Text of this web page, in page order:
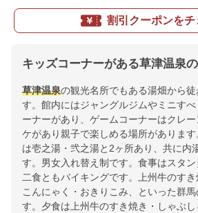
割引クーポンをチ
キッズコーナーがある草津温泉
草津温泉の観光名所でもある湯畑から
す。館内にはジャングルジムやミニす
ーナーがあり、ゲームコーナーはクレ
ケがあり親子で楽しめる場所がありま
は壱之湯・弐之湯と2ヶ所あり、共に内
す。男女入れ替え制です。食事はスタ
二食ともバイキングです。上州牛のす
こんにゃく・おきりこみ、といった群
す。夕食は上州牛のすき焼き・しゃぶ